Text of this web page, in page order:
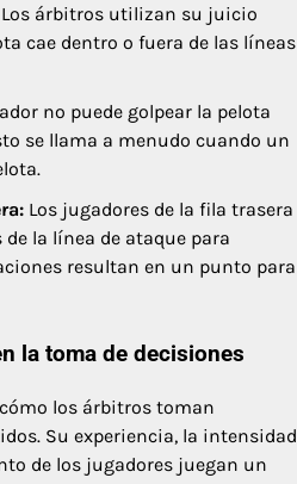
Los árbitros utilizan su juicio
cae dentro o fuera de las líneas
no puede golpear la pelota
se llama a menudo cuando un
Los jugadores de la fila trasera
la línea de ataque para
resultan en un punto para
la toma de decisiones
los árbitros toman
Su experiencia, la intensidad
de los jugadores juegan un